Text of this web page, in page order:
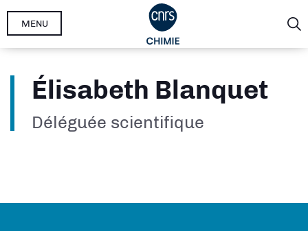
Aller
MENU
Élisabeth Blanquet
Déléguée scientifique